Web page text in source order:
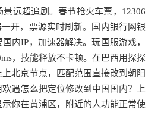
景远超追剧。春节抢火车票，12306
开，票源实时刷新。国内银行网银
内IP，加速器解决。玩国服游戏，
，技能释放不卡顿。在巴西用探探
北京节点，匹配范围直接改到朝阳
欢遇怎么把定位修改到中国国内？上
你在黄浦区，附近的人功能正常使